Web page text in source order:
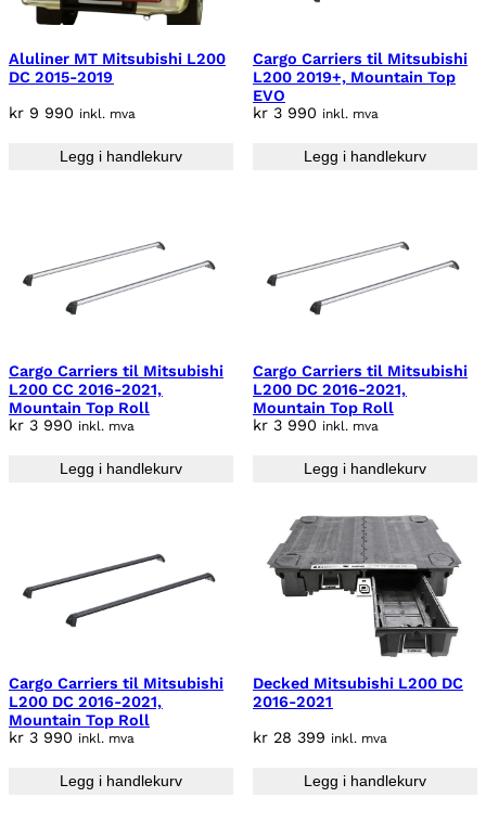
2
1
9
.
9
0
p
i
r
2
2
5
.
r
i
5
.
Aluliner MT Mitsubishi L200
DC 2015-2019
kr 9 990 inkl. mva
Legg i handlekurv
Cargo Carriers til Mitsubishi
L200 2019+, Mountain Top
EVO
kr 3 990 inkl. mva
Legg i handlekurv
Cargo Carriers til Mitsubishi
L200 CC 2016-2021,
Mountain Top Roll
kr 3 990 inkl. mva
Legg i handlekurv
Cargo Carriers til Mitsubishi
L200 DC 2016-2021,
Mountain Top Roll
kr 3 990 inkl. mva
Legg i handlekurv
Cargo Carriers til Mitsubishi
L200 DC 2016-2021,
Mountain Top Roll
kr 3 990 inkl. mva
Legg i handlekurv
Decked Mitsubishi L200 DC
2016-2021
kr 28 399 inkl. mva
Legg i handlekurv